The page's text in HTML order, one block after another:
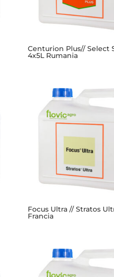
Centurion Plus// Select
4x5L Rumania
Focus Ultra // Stratos
Francia